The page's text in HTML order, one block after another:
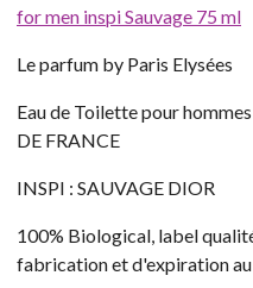
for men inspi Sauvage 75 ml
Le parfum by Paris Elysées
Eau de Toilette pour
DE FRANCE
INSPI : SAUVAGE DIOR
100% Biological, label
fabrication et d'expiration au